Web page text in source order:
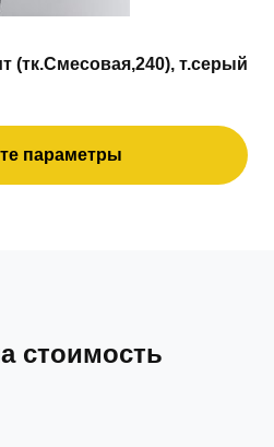
(тк.Смесовая,240), т.серый
параметры
стоимость